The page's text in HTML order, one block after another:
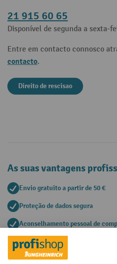
21 915 60 65
Disponível de segunda a sexta-
Entre em contacto connosco
contacto.
Direito de rescisao
As suas vantagens
Envio gratuito a partir de 50 €
Proteção de dados segura
Aconselhamento pessoal de
Métodos de pagamento